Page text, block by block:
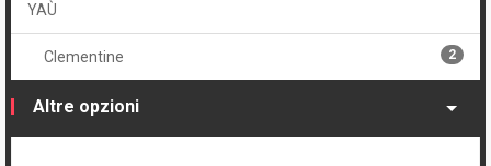
YAÙ
Clementine 2
Altre opzioni